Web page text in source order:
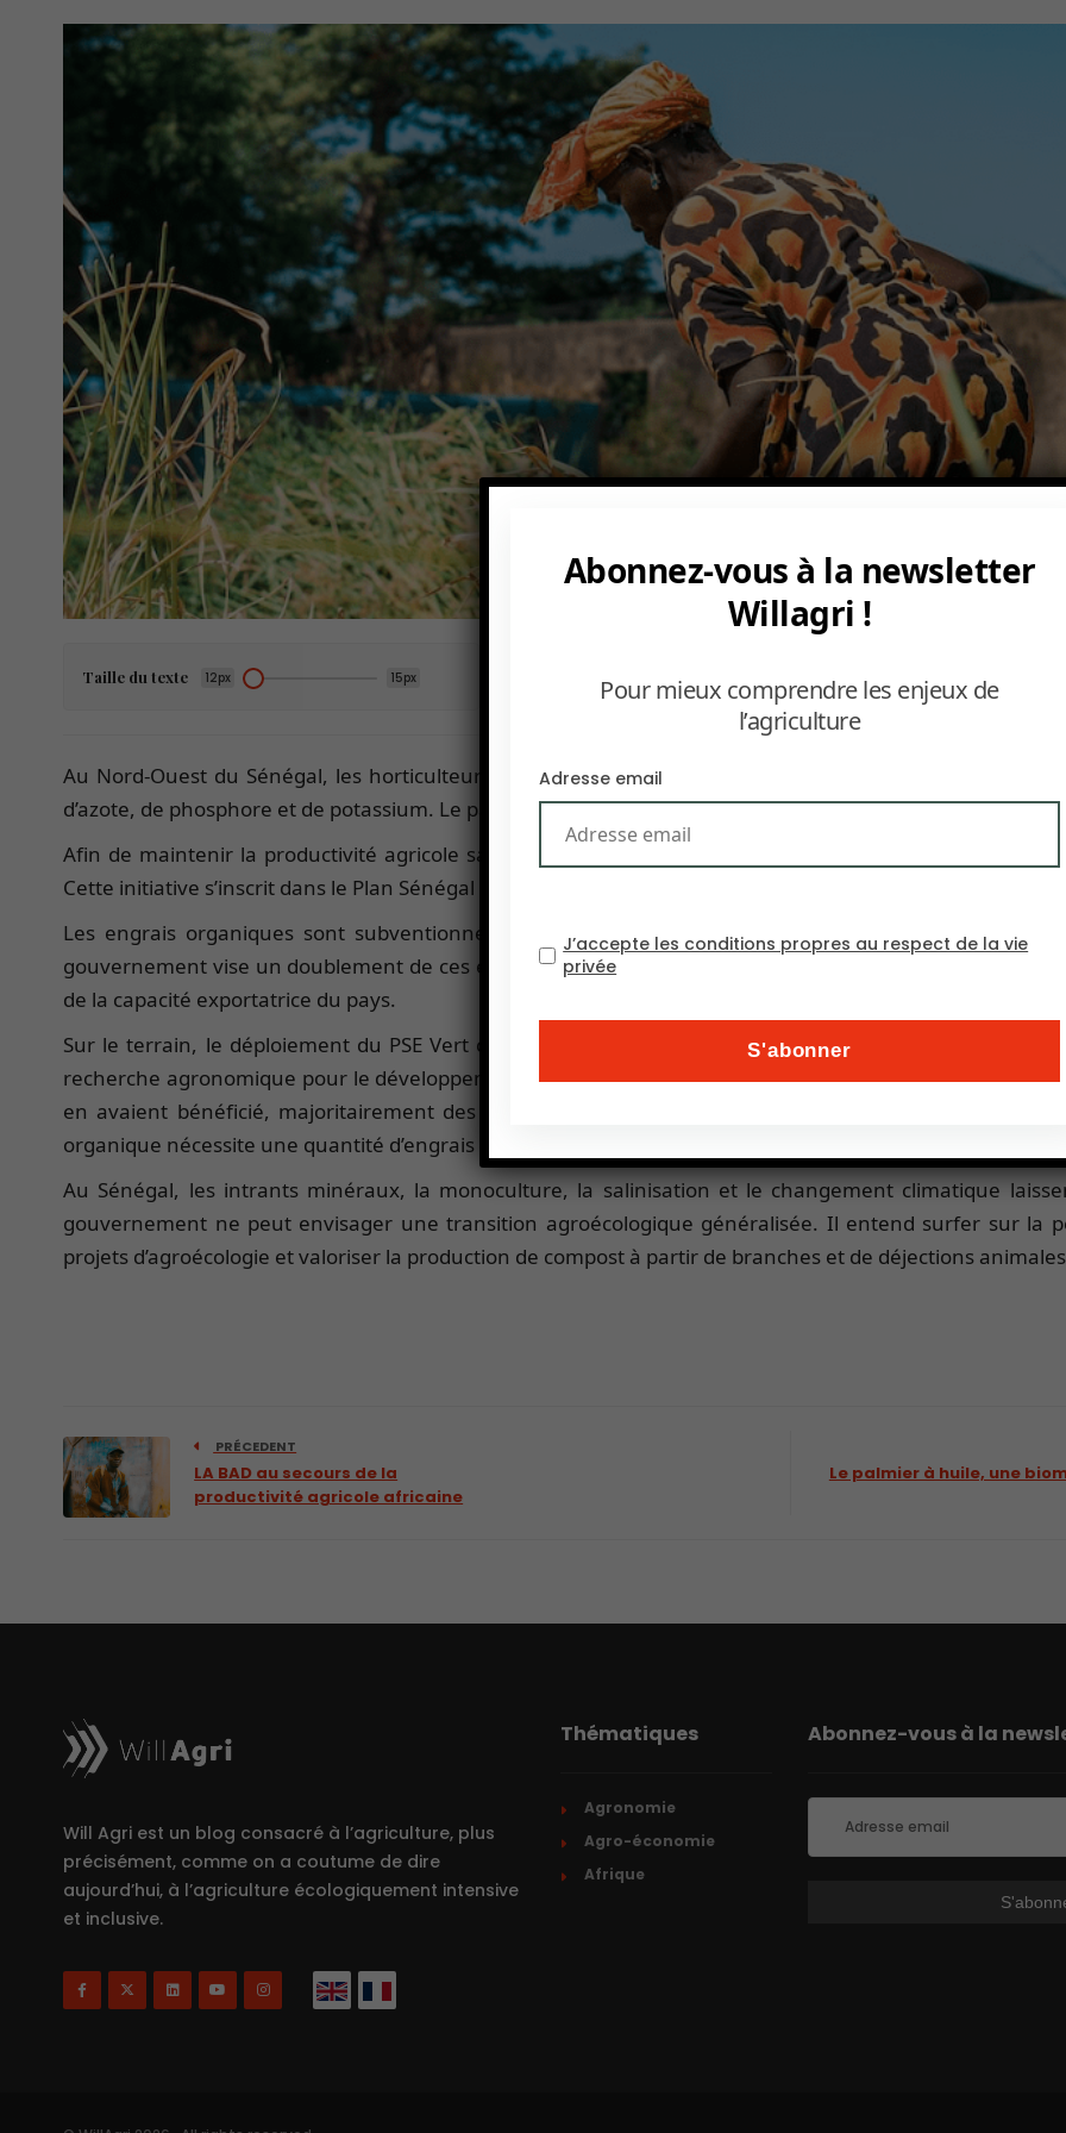
Taille du texte 12px 15px
Au Nord-Ouest du Sénégal, les horticulteurs font face à une hausse du prix des intrants : 60% pour
d’azote, de phosphore et de potassium. Le pays importe 15 à 20% des engrais minéraux utilisés et 60%
Afin de maintenir la productivité agricole sans pénaliser les objectifs environnementaux, le
Cette initiative s’inscrit dans le Plan Sénégal Émergent Vert (
Les engrais organiques sont subventionnés à hauteur de 50% mais ils représentent seulement
gouvernement vise un doublement de ces engrais organiques, un challenge face aux préoccupations
de la capacité exportatrice du pays.
Sur le terrain, le déploiement du PSE Vert connaît quelques limites. Selon la dernière enquête
recherche agronomique pour le développement (Cirad), la moitié des agriculteurs n’avaient pas
en avaient bénéficié, majoritairement des agriculteurs portés par des programmes d’ONG. Par
organique nécessite une quantité d’engrais supérieure et que leur disponibilité est plus aléatoire.
Au Sénégal, les intrants minéraux, la monoculture, la salinisation et le changement climatique
gouvernement ne peut envisager une transition agroécologique généralisée. Il entend surfer sur la
projets d’agroécologie et valoriser la production de compost à partir de branches et de déjections
PRÉCEDENT
LA BAD au secours de la
productivité agricole africaine
Le palmier à huile, une
Will Agri est un blog consacré à l’agriculture, plus
précisément, comme on a coutume de dire
aujourd’hui, à l’agriculture écologiquement intensive
et inclusive.
Thématiques
Agronomie
Agro-économie
Afrique
Abonnez-vous à la
Abonnez-vous à la newsletter
Willagri !
Pour mieux comprendre les enjeux de
l’agriculture
Adresse email
J’accepte les conditions propres au respect de la vie
privée